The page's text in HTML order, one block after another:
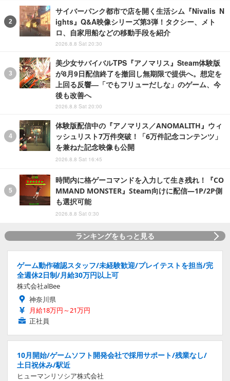
サイバーパンク都市で店を開く生活シム『Nivalis N
ights』Q&A映像シリーズ第3弾！タクシー、メト
ロ、自家用船などの移動手段を紹介
2026.8.8 Sat 20:30
美少女サバイバルTPS『アノマリス』Steam体験版
が8月9日配信終了を撤回し無期限で提供へ。想定を
上回る反響―「でもフリューだしな」のゲーム、今
後も改善へ
2026.8.8 Sat 20:00
体験版配信中の『アノマリス／ANOMALITH』ウィ
ッシュリスト7万件突破！「6万件記念コンテンツ」
を兼ねた記念映像も公開
2026.8.8 Sat 16:45
時間内に格ゲーコマンドを入力して生き残れ！『CO
MMAND MONSTER』Steam向けに配信―1P/2P側
も選択可能
2026.8.8 Sat 0:30
ランキングをもっと見る
ゲーム動作確認スタッフ/未経験歓迎/プレイテストを担当/完
全週休2日制/月給30万円以上可
株式会社alBee
神奈川県
月給18万円～21万円
正社員
10月開始/ゲームソフト開発会社で採用サポート/残業なし/
土日祝休み/駅近
ヒューマンリソシア株式会社